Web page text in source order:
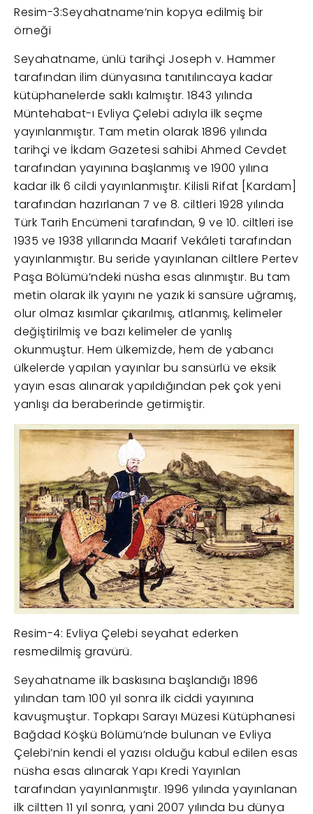
Resim-3:Seyahatname’nin kopya edilmiş bir
örneği
Seyahatname, ünlü tarihçi Joseph v. Hammer
tarafından ilim dünyasına tanıtılıncaya kadar
kütüphanelerde saklı kalmıştır. 1843 yılında
Müntehabat-ı Evliya Çelebi adıyla ilk seçme
yayınlanmıştır. Tam metin olarak 1896 yılında
tarihçi ve İkdam Gazetesi sahibi Ahmed Cevdet
tarafından yayınına başlanmış ve 1900 yılına
kadar ilk 6 cildi yayınlanmıştır. Kilisli Rifat [Kardam]
tarafından hazırlanan 7 ve 8. ciltleri 1928 yılında
Türk Tarih Encümeni tarafından, 9 ve 10. ciltleri ise
1935 ve 1938 yıllarında Maarif Vekâleti tarafından
yayınlanmıştır. Bu seride yayınlanan ciltlere Pertev
Paşa Bölümü’ndeki nüsha esas alınmıştır. Bu tam
metin olarak ilk yayını ne yazık ki sansüre uğramış,
olur olmaz kısımlar çıkarılmış, atlanmış, kelimeler
değiştirilmiş ve bazı kelimeler de yanlış
okunmuştur. Hem ülkemizde, hem de yabancı
ülkelerde yapılan yayınlar bu sansürlü ve eksik
yayın esas alınarak yapıldığından pek çok yeni
yanlışı da beraberinde getirmiştir.
Resim-4: Evliya Çelebi seyahat ederken
resmedilmiş gravürü.
Seyahatname ilk baskısına başlandığı 1896
yılından tam 100 yıl sonra ilk ciddi yayınına
kavuşmuştur. Topkapı Sarayı Müzesi Kütüphanesi
Bağdad Köşkü Bölümü’nde bulunan ve Evliya
Çelebi’nin kendi el yazısı olduğu kabul edilen esas
nüsha esas alınarak Yapı Kredi Yayınlan
tarafından yayınlanmıştır. 1996 yılında yayınlanan
ilk ciltten 11 yıl sonra, yani 2007 yılında bu dünya